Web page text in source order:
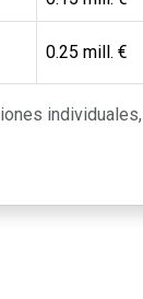
0.25 mill. €
individuales,